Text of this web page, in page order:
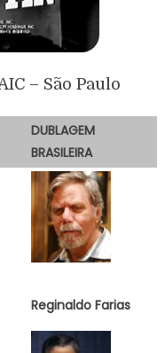
– São Paulo
DUBLAGEM
BRASILEIRA
Reginaldo Farias